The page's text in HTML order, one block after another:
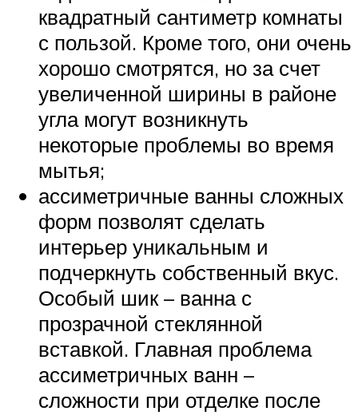
квадратный сантиметр комнаты
с пользой. Кроме того, они очень
хорошо смотрятся, но за счет
увеличенной ширины в районе
угла могут возникнуть
некоторые проблемы во время
мытья;
ассиметричные ванны сложных
форм позволят сделать
интерьер уникальным и
подчеркнуть собственный вкус.
Особый шик – ванна с
прозрачной стеклянной
вставкой. Главная проблема
ассиметричных ванн –
сложности при отделке после